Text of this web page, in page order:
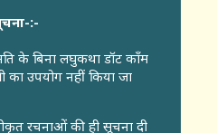
:-
के बिना लघुकथा डॉट कॉंम
का उपयोग नहीं किया जा
रचनाओं की ही सूचना दी